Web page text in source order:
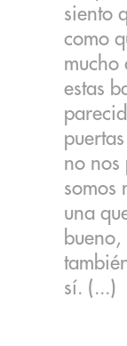
siento
como
mucho
estas
no nos
somos
una
sí. (...)